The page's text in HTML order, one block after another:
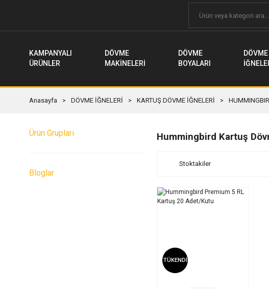
KAMPANYALI
ÜRÜNLER
DÖVME
MAKİNELERİ
DÖVME
BOYALARI
DÖVME
Anasayfa DÖVME İĞNELERİ KARTUŞ DÖVME İĞNELERİ
Ürün Grupları
Bloglar
Hummingbird Kartuş
Stoktakiler
TÜKENDİ